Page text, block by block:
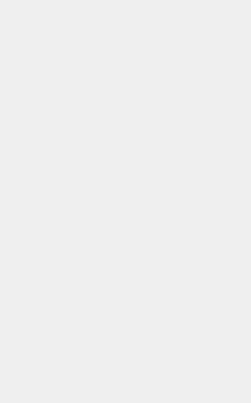
TL oldu. Cari dönemde esas
giderlerin ve net
artış net kârı
TI>1Ç24 sonuçları…
net kârı yıllık %112
yükseldi. İlgili dönemde
7,96mlr TL ve maliyetler
TL’ye yükseldi. Cari
geçen yılın aynı
artarak 2,03mlr TL’ye